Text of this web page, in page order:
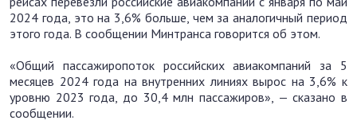
2024 года, это на 3,6% больше, чем за аналогичный период
этого года. В сообщении Минтранса говорится об этом.
«Общий пассажиропоток российских авиакомпаний за 5
месяцев 2024 года на внутренних линиях вырос на 3,6% к
уровню 2023 года, до 30,4 млн пассажиров», — сказано в
сообщении.